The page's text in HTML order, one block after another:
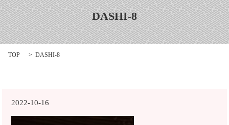
DASHI-8
TOP DASHI-8
2022-10-16